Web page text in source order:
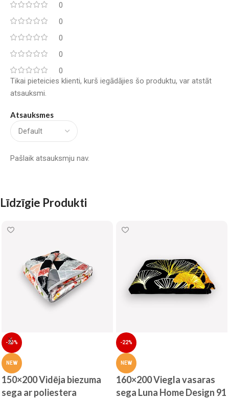
0
0
0
0
0
Atsauksmes
Pašlaik atsauksmju nav.
Tikai pieteicies klienti, kurš iegādājies šo produktu, var atstāt
atsauksmi.
Līdzīgie Produkti
-20%
NEW
150×200 Vidēja biezuma
sega ar poliestera
-22%
NEW
160×200 Viegla vasaras
sega Luna Home Design 91